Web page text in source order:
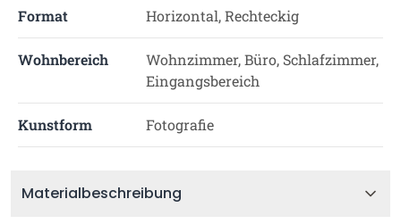
Format Horizontal, Rechteckig
Wohnbereich
Wohnzimmer, Büro, Schlafzimmer,
Eingangsbereich
Kunstform Fotografie
Materialbeschreibung